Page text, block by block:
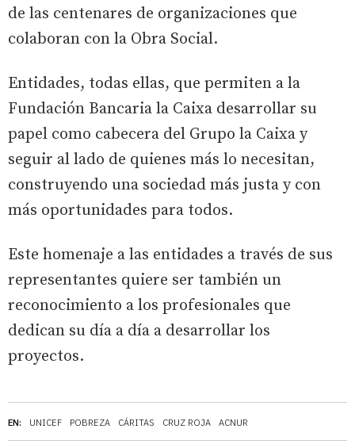
EN: UNICEF POBREZA CÁRITAS CRUZ ROJA ACNUR
de las centenares de organizaciones que
colaboran con la Obra Social.
Entidades, todas ellas, que permiten a la
Fundación Bancaria la Caixa desarrollar su
papel como cabecera del Grupo la Caixa y
seguir al lado de quienes más lo necesitan,
construyendo una sociedad más justa y con
más oportunidades para todos.
Este homenaje a las entidades a través de sus
representantes quiere ser también un
reconocimiento a los profesionales que
dedican su día a día a desarrollar los
proyectos.